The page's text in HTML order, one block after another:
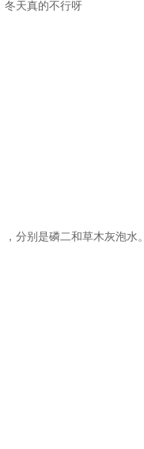
冬天真的不行呀
分别是磷二和草木灰泡水。